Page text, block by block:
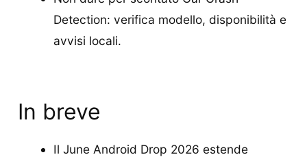
Detection: verifica modello, disponibilità e
avvisi locali.
In breve
Il June Android Drop 2026 estende